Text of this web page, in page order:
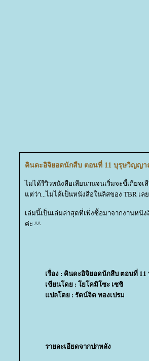
คินดะอิจิยอดนักสืบ ตอนที่ 11 บุรุษวิญญ
ไม่ได้รีวิวหนังสือเสียนานจนเริ่มจะขี้เกีย
ต่ว่า...ไม่ได้เป็นหนังสือในลิสของ TBR เล
เล่มนี้เป็นเล่มล่าสุดที่เพิ่งซื้อมาจากงานหนั
ค่ะ ^^
เรื่อง : คินดะอิจิยอดนักสืบ ตอนที่
เขียนโดย : โยโคมิโซะ เซชิ
ปลโดย : รัตน์จิต ทองเปรม
รายละเอียดจากปกหลัง